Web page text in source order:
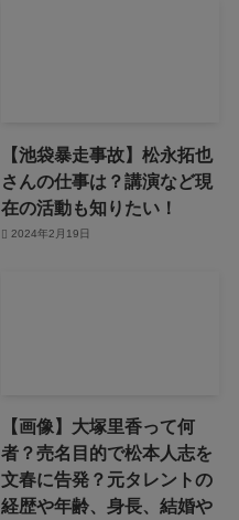
【池袋暴走事故】松永拓也
さんの仕事は？講演など現
在の活動も知りたい！
2024年2月19日
【画像】大塚里香って何
者？売名目的で松本人志を
文春に告発？元タレントの
経歴や年齢、身長、結婚や